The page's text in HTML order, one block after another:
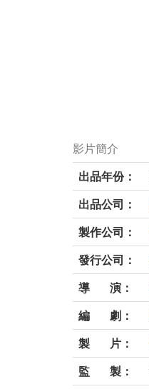
影片簡介
出品年份：
出品公司：
製作公司：
發行公司：
導 演：
編 劇：
製 片：
監 製：